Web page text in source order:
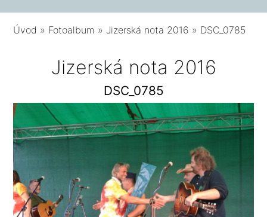
Úvod » Fotoalbum » Jizerská nota 2016 » DSC_0785
Jizerská nota 2016
DSC_0785